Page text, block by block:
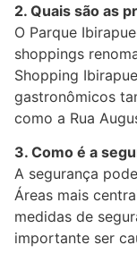
2. Quais são as
O Parque
shoppings
Shopping
gastronômicos
como a Rua
3. Como é a
A segurança
Áreas mais
medidas de
importante ser